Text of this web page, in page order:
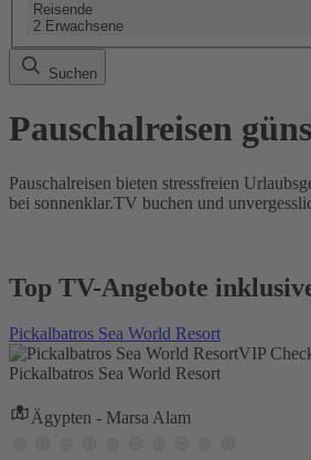
Reisende
2 Erwachsene
Suchen
Pauschalreisen
Pauschalreisen bieten stressfreien
bei sonnenklar.TV buchen und
Top TV-Angebote
Pickalbatros Sea World Resort
VIP
Pickalbatros Sea World Resort
Ägypten - Marsa Alam